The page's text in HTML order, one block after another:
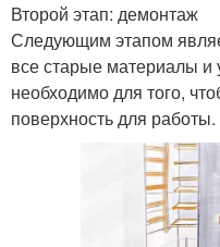
Второй этап: демонтаж
Следующим этапом
все старые материалы
необходимо для того,
поверхность для работы.